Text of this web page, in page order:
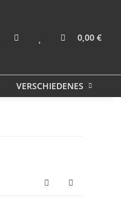
0,00 €
VERSCHIEDENES